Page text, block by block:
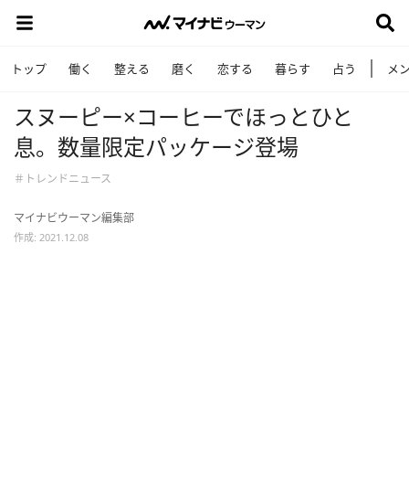
トップ 働く 整える 磨く 恋する 暮らす 占う メ
スヌーピー×コーヒーでほっとひと
息。数量限定パッケージ登場
＃トレンドニュース
マイナビウーマン編集部
作成: 2021.12.08